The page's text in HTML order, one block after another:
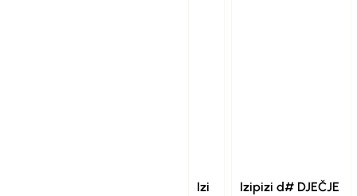
Izi
Izipizi d# DJEČJE